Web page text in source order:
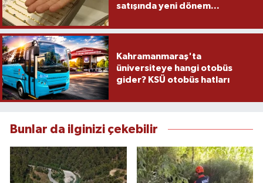
satışında yeni dönem...
Kahramanmaraş'ta
üniversiteye hangi otobüs
gider? KSÜ otobüs hatları
Bunlar da ilginizi çekebilir